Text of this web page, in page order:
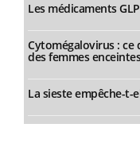
Les médicaments
Cytomégalovirus : ce
des femmes enceintes
La sieste empêche-t-